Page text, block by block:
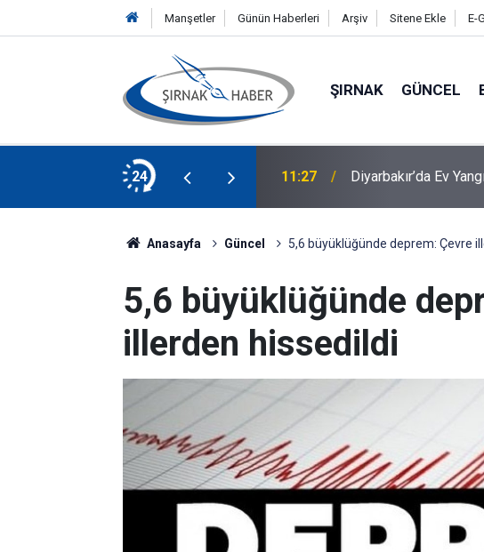
Manşetler Günün Haberleri Arşiv Sitene Ekle E-
ŞIRNAK GÜNCEL
24
Hız Kazanıyor 11:27 Diyarbakır’da Ev
Anasayfa Güncel 5,6 büyüklüğünde deprem: Çevre
5,6 büyüklüğünde
illerden hissedildi